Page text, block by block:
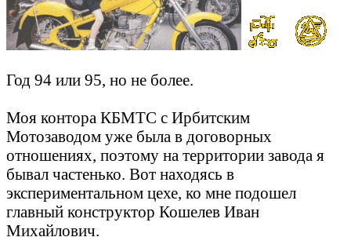
Год 94 или 95, но не более.
Моя контора КБМТС с Ирбитским
Мотозаводом уже была в договорных
отношениях, поэтому на территории завода я
бывал частенько. Вот находясь в
экспериментальном цехе, ко мне подошел
главный конструктор Кошелев Иван
Михайлович.